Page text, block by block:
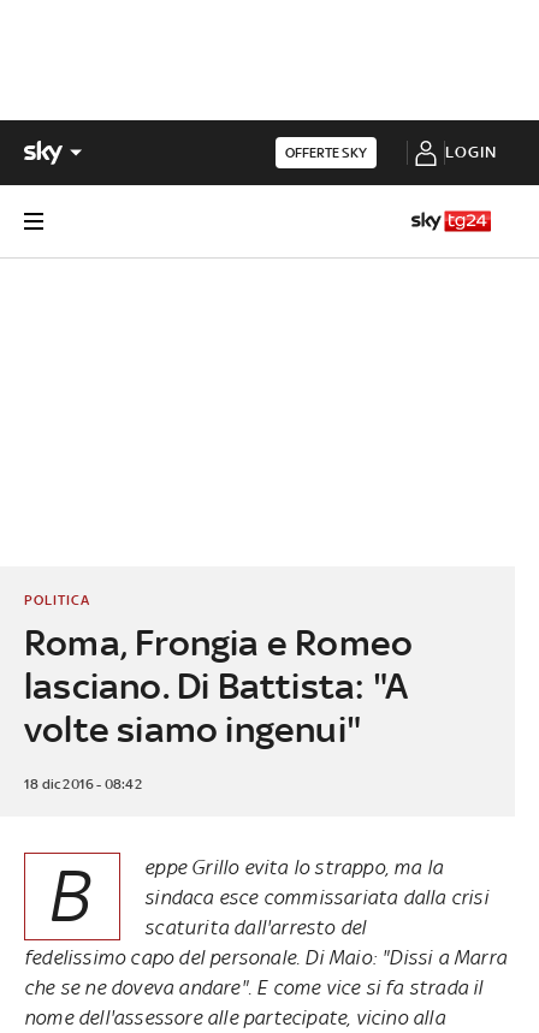
OFFERTE SKY LOGIN
Roma, Frongia e Romeo
lasciano. Di Battista: "A
volte siamo ingenui"
POLITICA
18 dic 2016 - 08:42
B
eppe Grillo evita lo strappo, ma la
sindaca esce commissariata dalla crisi
scaturita dall'arresto del
fedelissimo capo del personale. Di Maio: "Dissi a Marra
che se ne doveva andare". E come vice si fa strada il
nome dell'assessore alle partecipate, vicino alla